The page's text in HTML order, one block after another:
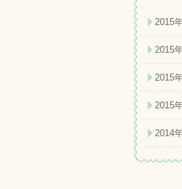
2015
2015
2015
2015
2014